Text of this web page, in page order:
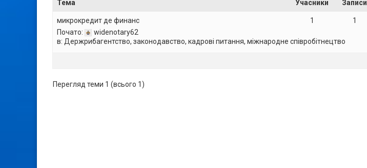
Тема Учасники Записи
микрокредит де финанс
Почато:
widenotary62
в: Держрибагентство, законодавство, кадрові питання, міжнародне співробітнецтво
1 1
Перегляд теми 1 (всього 1)